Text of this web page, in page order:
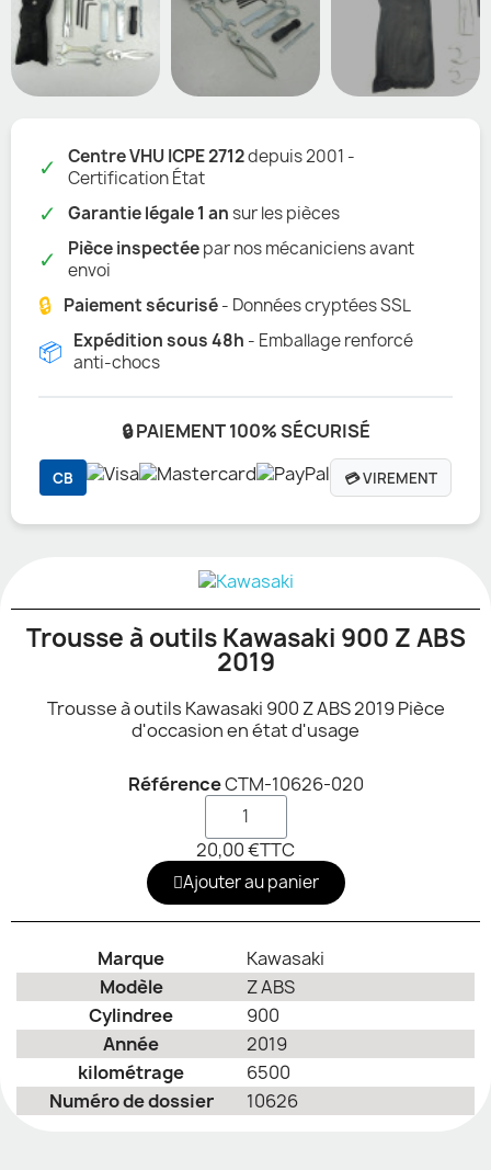
✓ Centre VHU ICPE 2712depuis 2001 -
Certification État
✓ Garantie légale 1 ansur les pièces
✓ Pièce inspectéepar nos mécaniciens avant
envoi
🔒 Paiement sécurisé- Données cryptées SSL
📦 Expédition sous 48h - Emballage renforcé
anti-chocs
🔒 PAIEMENT 100% SÉCURISÉ
CB 💳 VIREMENT
Trousse à outils Kawasaki 900 Z ABS
2019
Trousse à outils Kawasaki 900 Z ABS 2019 Pièce
d'occasion en état d'usage
RéférenceCTM-10626-020
20,00 €TTC
Ajouter au panier
Marque
Kawasaki
Modèle
Z ABS
Cylindree
900
Année
2019
kilométrage
6500
Numéro de dossier
10626